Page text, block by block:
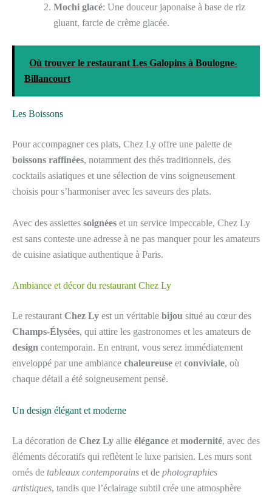
Mochi glacé: Une douceur japonaise à base de riz
gluant, farcie de crème glacée.
Où trouver le restaurant Les Galopins à Boulogne-
Billancourt
Les Boissons
Pour accompagner ces plats, Chez Ly offre une palette de
boissons raffinées, notamment des thés traditionnels, des
cocktails asiatiques et une sélection de vins soigneusement
choisis pour s’harmoniser avec les saveurs des plats.
Avec des assiettes soignées et un service impeccable, Chez Ly
est sans conteste une adresse à ne pas manquer pour les amateurs
de cuisine asiatique authentique à Paris.
Ambiance et décor du restaurant Chez Ly
Le restaurantChez Ly est un véritable bijou situé au cœur des
Champs-Élysées, qui attire les gastronomes et les amateurs de
design contemporain. En entrant, vous serez immédiatement
enveloppé par une ambiance chaleureuse etconviviale, où
chaque détail a été soigneusement pensé.
Un design élégant et moderne
La décoration de Chez Ly allie élégance et modernité, avec des
éléments décoratifs qui reflètent le luxe parisien. Les murs sont
ornés de tableaux contemporains et de photographies
artistiques, tandis que l’éclairage subtil crée une atmosphère